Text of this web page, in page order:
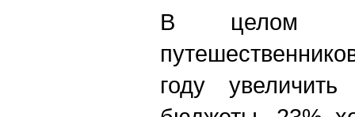
В целом
году увеличить